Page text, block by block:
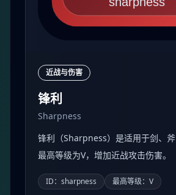
近战与伤害
锋利
Sharpness
锋利（Sharpness）是适用于剑、斧
最高等级为V，增加近战攻击伤害。
ID：sharpness 最高等级：V